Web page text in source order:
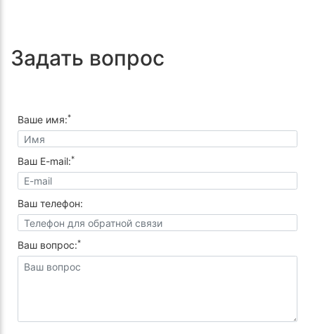
Задать вопрос
Ваше имя:*
Ваш E-mail:*
Ваш телефон:
Ваш вопрос:*